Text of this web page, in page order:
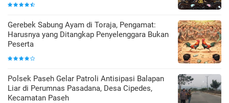
Gerebek Sabung Ayam di Toraja, Pengamat:
Harusnya yang Ditangkap Penyelenggara Bukan
Peserta
Polsek Paseh Gelar Patroli Antisipasi Balapan
Liar di Perumnas Pasadana, Desa Cipedes,
Kecamatan Paseh